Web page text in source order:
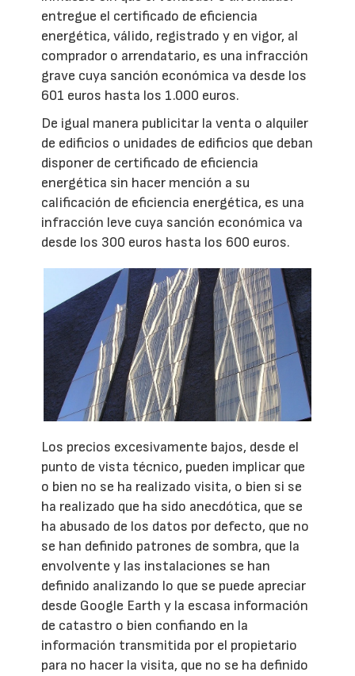
entregue el certificado de eficiencia
energética, válido, registrado y en vigor, al
comprador o arrendatario, es una infracción
grave cuya sanción económica va desde los
601 euros hasta los 1.000 euros.
De igual manera publicitar la venta o alquiler
de edificios o unidades de edificios que deban
disponer de certificado de eficiencia
energética sin hacer mención a su
calificación de eficiencia energética, es una
infracción leve cuya sanción económica va
desde los 300 euros hasta los 600 euros.
Los precios excesivamente bajos, desde el
punto de vista técnico, pueden implicar que
o bien no se ha realizado visita, o bien si se
ha realizado que ha sido anecdótica, que se
ha abusado de los datos por defecto, que no
se han definido patrones de sombra, que la
envolvente y las instalaciones se han
definido analizando lo que se puede apreciar
desde Google Earth y la escasa información
de catastro o bien confiando en la
información transmitida por el propietario
para no hacer la visita, que no se ha definido